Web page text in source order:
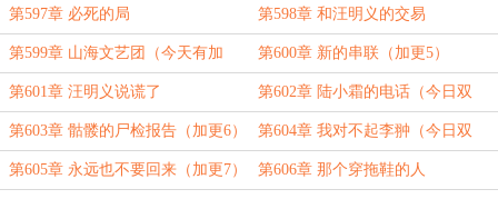
更4）
第597章 必死的局 第598章 和汪明义的交易
第599章 山海文艺团（今天有加
更）
第600章 新的串联（加更5）
第601章 汪明义说谎了 第602章 陆小霜的电话（今日双
更）
第603章 骷髅的尸检报告（加更6） 第604章 我对不起李翀（今日双
更）
第605章 永远也不要回来（加更7） 第606章 那个穿拖鞋的人